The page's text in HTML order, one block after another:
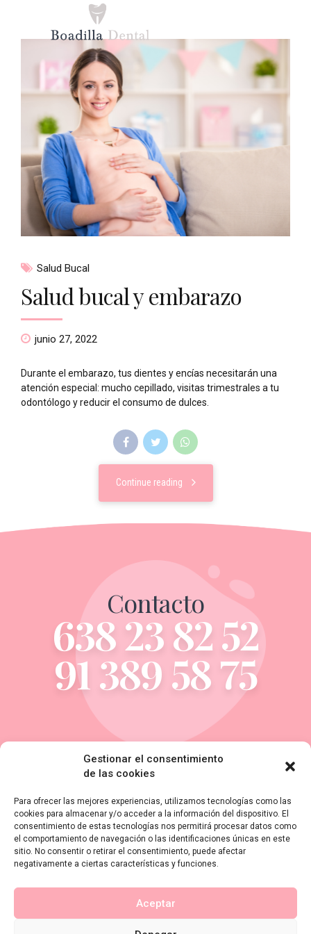
Gestionar el consentimiento
de las cookies
Para ofrecer las mejores experiencias, utilizamos tecnologías como las
cookies para almacenar y/o acceder a la información del dispositivo. El
consentimiento de estas tecnologías nos permitirá procesar datos como
el comportamiento de navegación o las identificaciones únicas en este
sitio. No consentir o retirar el consentimiento, puede afectar
negativamente a ciertas características y funciones.
Aceptar
Salud Bucal
Salud bucal y embarazo
junio 27, 2022
Durante el embarazo, tus dientes y encías necesitarán una
atención especial: mucho cepillado, visitas trimestrales a tu
odontólogo y reducir el consumo de dulces.
Continue reading
Contacto
638 23 82 52
91 389 58 75
Dirección
Boadilla del Monte, Madrid.
Email
info@boadilladental.com
Lunes a Viernes: 10:30 A 14 Y 16 A 20:30